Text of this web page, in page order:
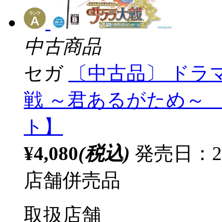
中古商品
セガ
〔中古品〕 ド
戦 ～君あるがため～
ト】
¥4,080(税込) 発売日：
店舗併売品
取扱店舗